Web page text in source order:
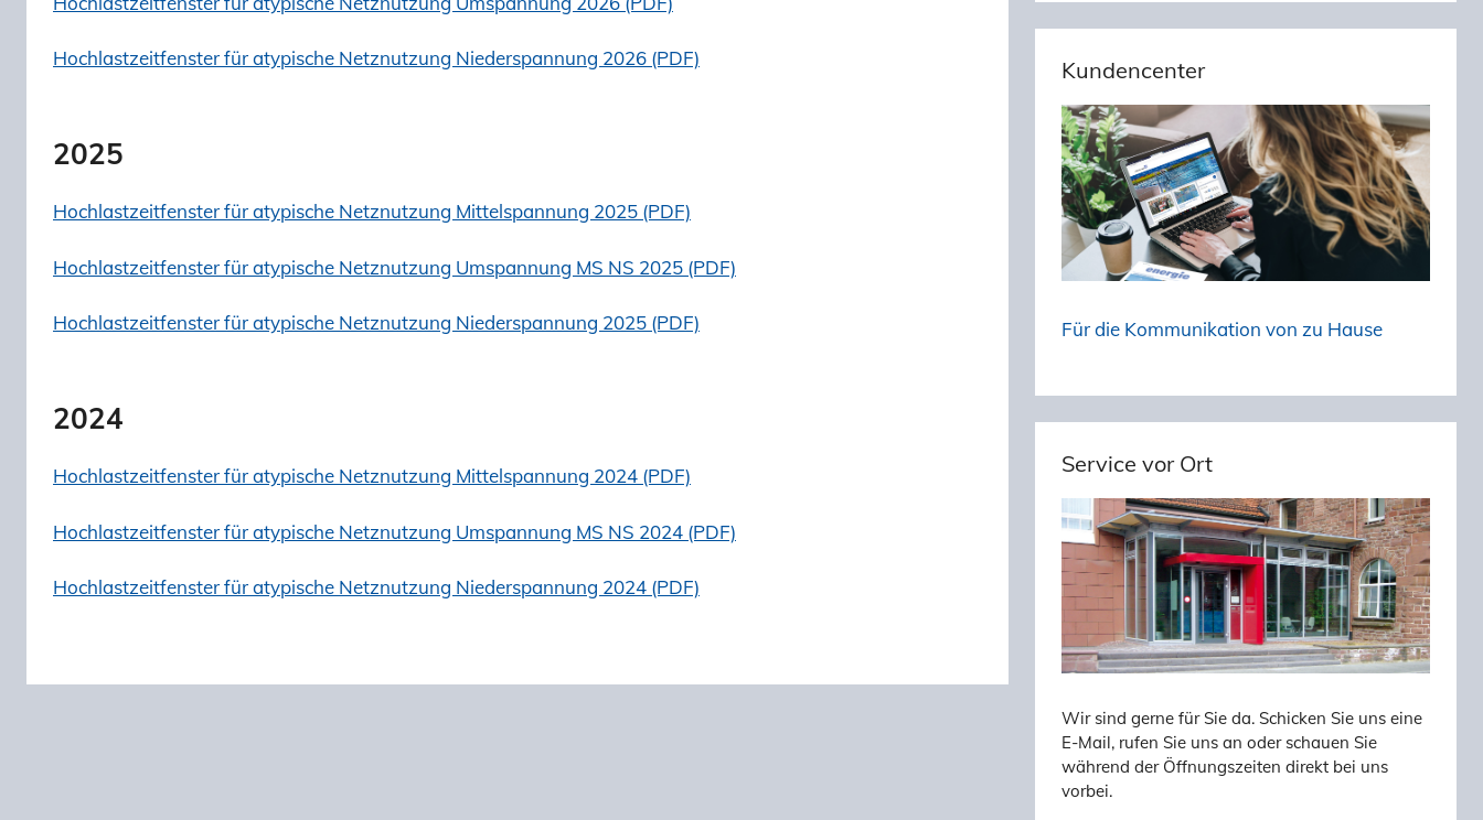
Hochlastzeitfenster für atypische Netznutzung Niederspannung 2026 (PDF)
2025
Hochlastzeitfenster für atypische Netznutzung Mittelspannung 2025 (PDF)
Hochlastzeitfenster für atypische Netznutzung Umspannung MS NS 2025 (PDF)
Hochlastzeitfenster für atypische Netznutzung Niederspannung 2025 (PDF)
2024
Hochlastzeitfenster für atypische Netznutzung Mittelspannung 2024 (PDF)
Hochlastzeitfenster für atypische Netznutzung Umspannung MS NS 2024 (PDF)
Hochlastzeitfenster für atypische Netznutzung Niederspannung 2024 (PDF)
Kundencenter
Für die Kommunikation von zu Hause
Service vor Ort
Wir sind gerne für Sie da. Schicken Sie uns eine
E-Mail, rufen Sie uns an oder schauen Sie
während der Öffnungszeiten direkt bei uns
vorbei.